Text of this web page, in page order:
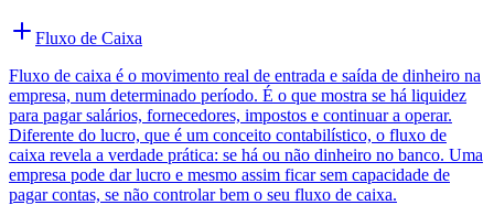
Fluxo de Caixa
Fluxo de caixa é o movimento real de entrada e saída de dinheiro na
empresa, num determinado período. É o que mostra se há liquidez
para pagar salários, fornecedores, impostos e continuar a operar.
Diferente do lucro, que é um conceito contabilístico, o fluxo de
caixa revela a verdade prática: se há ou não dinheiro no banco. Uma
empresa pode dar lucro e mesmo assim ficar sem capacidade de
pagar contas, se não controlar bem o seu fluxo de caixa.